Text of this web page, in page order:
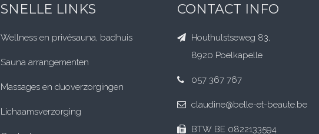
SNELLE LINKS
Wellness en privésauna, badhuis
Sauna arrangementen
Massages en duoverzorgingen
Lichaamsverzorging
CONTACT INFO
Houthulstseweg 83,
8920 Poelkapelle
057 367 767
claudine@belle-et-beaute.be
BTW BE 0822133594